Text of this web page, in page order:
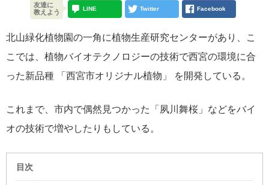
北山緑化植物園の一角に植物生産研究センターがあり、こ
こでは、植物バイオテクノロジーの技術で西宮の環境に合
った新品種 「西宮市オリジナル植物」 を開発している。
これまで、市内で偶然見つかった「夙川舞桜」などをバイ
オの技術で増やしたりもしている。
目次
友達に
教えよう
LINE Twitter Facebook